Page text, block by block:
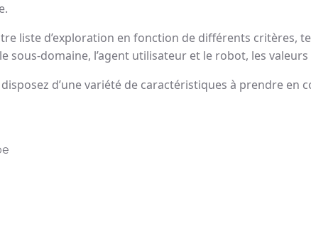
liste d’exploration en fonction de différents critères,
sous-domaine, l’agent utilisateur et le robot, les
d’une variété de caractéristiques à prendre en